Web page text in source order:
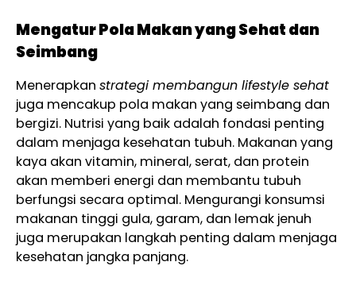
Mengatur Pola Makan yang Sehat dan
Seimbang
Menerapkan strategi membangun lifestyle sehat
juga mencakup pola makan yang seimbang dan
bergizi. Nutrisi yang baik adalah fondasi penting
dalam menjaga kesehatan tubuh. Makanan yang
kaya akan vitamin, mineral, serat, dan protein
akan memberi energi dan membantu tubuh
berfungsi secara optimal. Mengurangi konsumsi
makanan tinggi gula, garam, dan lemak jenuh
juga merupakan langkah penting dalam menjaga
kesehatan jangka panjang.